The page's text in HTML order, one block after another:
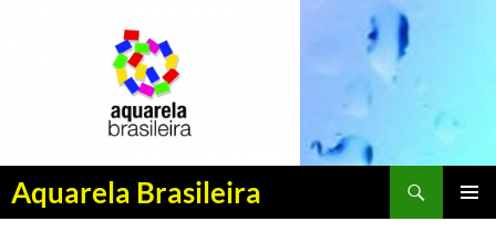
Aquarela Brasileira
Pesquisar
PULAR